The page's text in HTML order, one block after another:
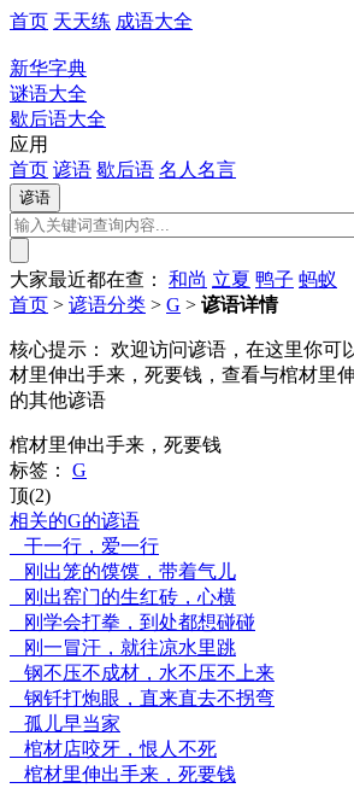
首页 天天练 成语大全
新华字典
谜语大全
歇后语大全
应用
首页 谚语 歇后语 名人名言
大家最近都在查： 和尚 立夏 鸭子 蚂蚁
首页 > 谚语分类 > G > 谚语详情
核心提示：
欢迎访问谚语，在这里你可
材里伸出手来，死要钱，查看与棺材里
的其他谚语
棺材里伸出手来，死要钱
标签：
G
顶(2)
相关的G的谚语
干一行，爱一行
刚出笼的馍馍，带着气儿
刚出窑门的生红砖，心横
刚学会打拳，到处都想碰碰
刚一冒汗，就往凉水里跳
钢不压不成材，水不压不上来
钢钎打炮眼，直来直去不拐弯
孤儿早当家
棺材店咬牙，恨人不死
棺材里伸出手来，死要钱